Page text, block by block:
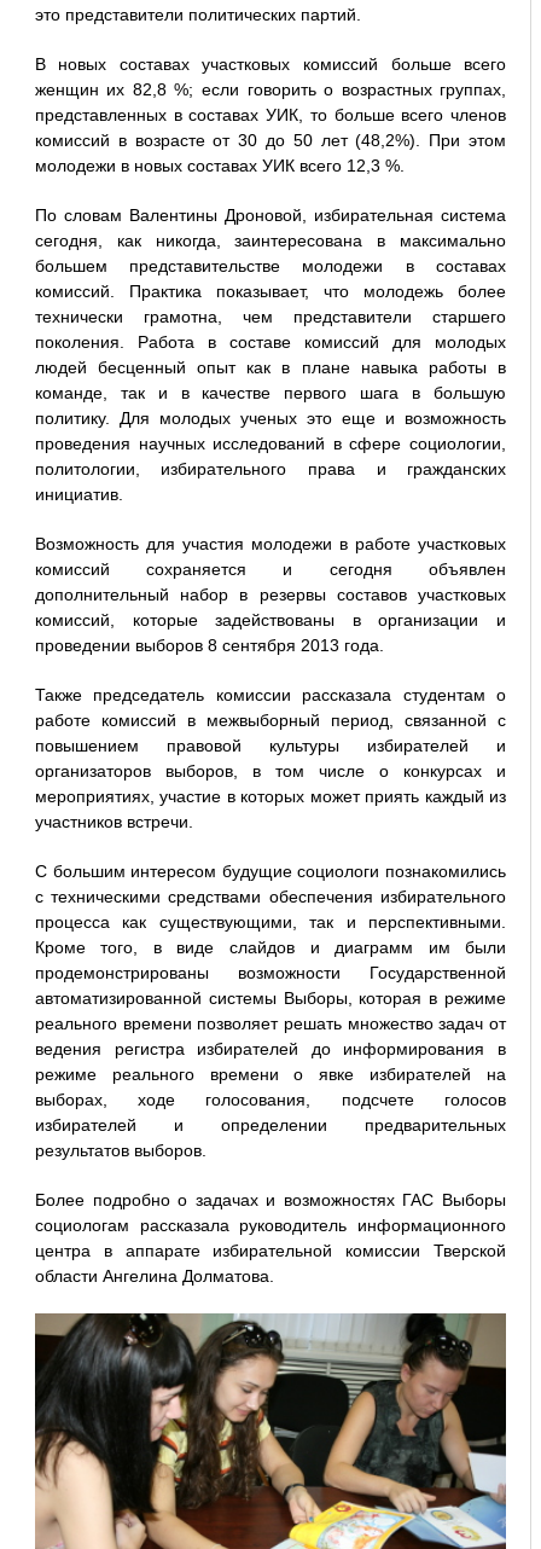
это представители политических партий.
В новых составах участковых комиссий больше всего
женщин их 82,8 %; если говорить о возрастных группах,
представленных в составах УИК, то больше всего членов
комиссий в возрасте от 30 до 50 лет (48,2%). При этом
молодежи в новых составах УИК всего 12,3 %.
По словам Валентины Дроновой, избирательная система
сегодня, как никогда, заинтересована в максимально
большем представительстве молодежи в составах
комиссий. Практика показывает, что молодежь более
технически грамотна, чем представители старшего
поколения. Работа в составе комиссий для молодых
людей бесценный опыт как в плане навыка работы в
команде, так и в качестве первого шага в большую
политику. Для молодых ученых это еще и возможность
проведения научных исследований в сфере социологии,
политологии, избирательного права и гражданских
инициатив.
Возможность для участия молодежи в работе участковых
комиссий сохраняется и сегодня объявлен
дополнительный набор в резервы составов участковых
комиссий, которые задействованы в организации и
проведении выборов 8 сентября 2013 года.
Также председатель комиссии рассказала студентам о
работе комиссий в межвыборный период, связанной с
повышением правовой культуры избирателей и
организаторов выборов, в том числе о конкурсах и
мероприятиях, участие в которых может приять каждый из
участников встречи.
С большим интересом будущие социологи познакомились
с техническими средствами обеспечения избирательного
процесса как существующими, так и перспективными.
Кроме того, в виде слайдов и диаграмм им были
продемонстрированы возможности Государственной
автоматизированной системы Выборы, которая в режиме
реального времени позволяет решать множество задач от
ведения регистра избирателей до информирования в
режиме реального времени о явке избирателей на
выборах, ходе голосования, подсчете голосов
избирателей и определении предварительных
результатов выборов.
Более подробно о задачах и возможностях ГАС Выборы
социологам рассказала руководитель информационного
центра в аппарате избирательной комиссии Тверской
области Ангелина Долматова.